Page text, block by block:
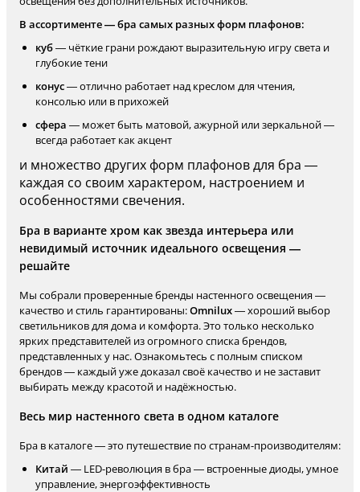
В ассортименте — бра самых разных форм плафонов:
куб— чёткие грани рождают выразительную игру света и
глубокие тени
конус— отлично работает над креслом для чтения,
консолью или в прихожей
сфера — может быть матовой, ажурной или зеркальной —
всегда работает как акцент
и множество других форм плафонов для бра —
каждая со своим характером, настроением и
особенностями свечения.
Бра в варианте хром как звезда интерьера или
невидимый источник идеального освещения —
решайте
Мы собрали проверенные бренды настенного освещения —
качество и стиль гарантированы:Omnilux— хороший выбор
светильников для дома и комфорта. Это только несколько
ярких представителей из огромного списка брендов,
представленных у нас. Ознакомьтесь с полным списком
брендов — каждый уже доказал своё качество и не заставит
выбирать между красотой и надёжностью.
Весь мир настенного света в одном каталоге
Бра в каталоге — это путешествие по странам-производителям:
Китай — LED-революция в бра — встроенные диоды, умное
управление, энергоэффективность